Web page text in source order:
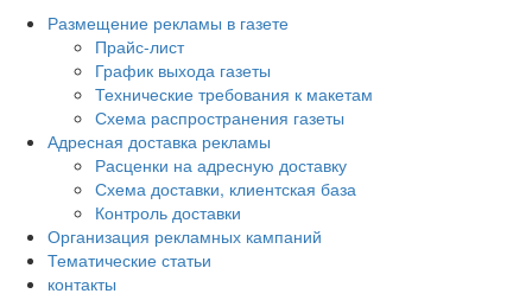
Размещение рекламы в газете
Прайс-лист
График выхода газеты
Технические требования к макетам
Схема распространения газеты
Адресная доставка рекламы
Расценки на адресную доставку
Схема доставки, клиентская база
Контроль доставки
Организация рекламных кампаний
Тематические статьи
контакты